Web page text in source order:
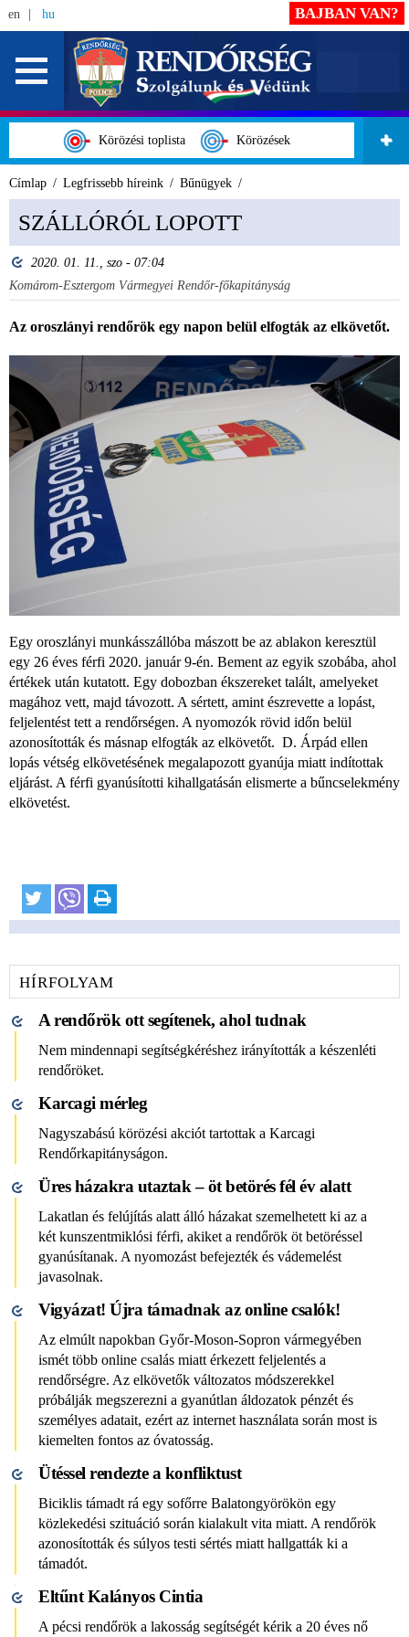
en hu
Körözési toplista Körözések
BAJBAN VAN?
Címlap Legfrissebb híreink Bűnügyek
SZÁLLÓRÓL LOPOTT
2020. 01. 11., szo - 07:04
Komárom-Esztergom Vármegyei Rendőr-főkapitányság
Az oroszlányi rendőrök egy napon belül elfogták az elkövetőt.
Egy oroszlányi munkásszállóba mászott be az ablakon keresztül
egy 26 éves férfi 2020. január 9-én. Bement az egyik szobába, ahol
értékek után kutatott. Egy dobozban ékszereket talált, amelyeket
magához vett, majd távozott. A sértett, amint észrevette a lopást,
feljelentést tett a rendőrségen. A nyomozók rövid időn belül
azonosították és másnap elfogták az elkövetőt. D. Árpád ellen
lopás vétség elkövetésének megalapozott gyanúja miatt indítottak
eljárást. A férfi gyanúsítotti kihallgatásán elismerte a bűncselekmény
elkövetést.
HÍRFOLYAM
A rendőrök ott segítenek, ahol tudnak
Nem mindennapi segítségkéréshez irányították a készenléti
rendőröket.
Karcagi mérleg
Nagyszabású körözési akciót tartottak a Karcagi
Rendőrkapitányságon.
Üres házakra utaztak – öt betörés fél év alatt
Lakatlan és felújítás alatt álló házakat szemelhetett ki az a
két kunszentmiklósi férfi, akiket a rendőrök öt betöréssel
gyanúsítanak. A nyomozást befejezték és vádemelést
javasolnak.
Vigyázat! Újra támadnak az online csalók!
Az elmúlt napokban Győr-Moson-Sopron vármegyében
ismét több online csalás miatt érkezett feljelentés a
rendőrségre. Az elkövetők változatos módszerekkel
próbálják megszerezni a gyanútlan áldozatok pénzét és
személyes adatait, ezért az internet használata során most is
kiemelten fontos az óvatosság.
Ütéssel rendezte a konfliktust
Biciklis támadt rá egy sofőrre Balatongyörökön egy
közlekedési szituáció során kialakult vita miatt. A rendőrök
azonosították és súlyos testi sértés miatt hallgatták ki a
támadót.
Eltűnt Kalányos Cintia
A pécsi rendőrök a lakosság segítségét kérik a 20 éves nő